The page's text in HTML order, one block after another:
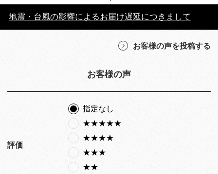
地震・台風の影響によるお届け遅延につきまして
お客様の声を投稿する
お客様の声
評価
指定なし
★★★★★
★★★★
★★★
★★